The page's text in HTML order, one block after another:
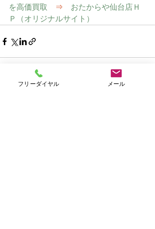
を高価買取
⇒ おたからや仙台店Ｈ
Ｐ（オリジナルサイト）
フリーダイヤル メール